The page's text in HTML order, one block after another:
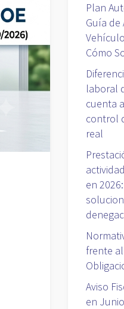
Plan
Guía de
Cómo
laboral
cuenta
control
real
en
frente
Aviso
en